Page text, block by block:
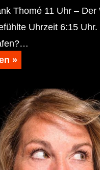
Thomé 11 Uhr – Der
Uhrzeit 6:15 Uhr.
»